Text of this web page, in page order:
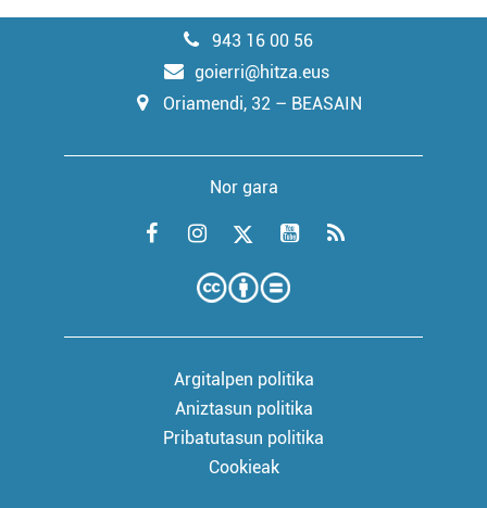
943 16 00 56
goierri@hitza.eus
Oriamendi, 32 – BEASAIN
Nor gara
Argitalpen politika
Aniztasun politika
Pribatutasun politika
Cookieak